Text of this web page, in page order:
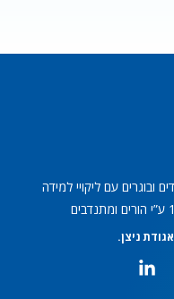
ובוגרים עם ליקויי למידה
L
i
ניצן.